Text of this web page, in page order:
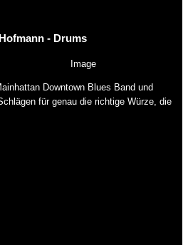
- Drums
Downtown Blues Band und
für genau die richtige Würze, die